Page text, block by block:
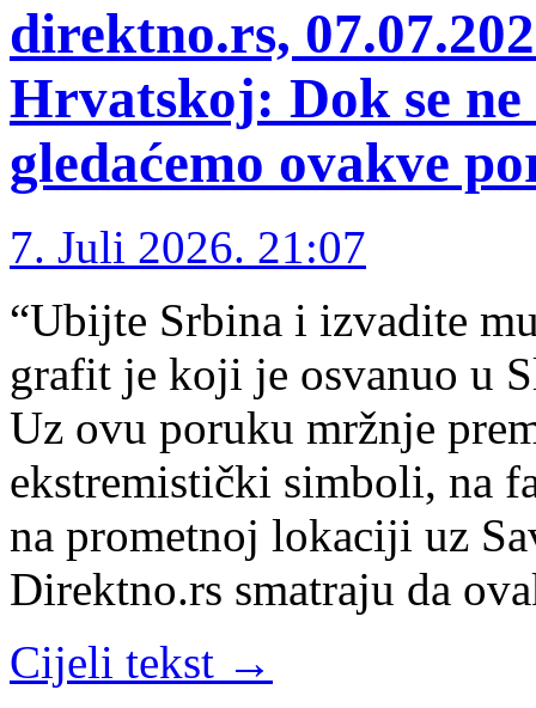
direktno.rs,
Hrvatskoj: Dok se
gledaćemo ovakve
7. Juli 2026. 21:07
“Ubijte Srbina i izvadite
grafit je koji je osvanuo u
Uz ovu poruku mržnje
ekstremistički simboli, na
na prometnoj lokaciji uz
Direktno.rs smatraju da
Cijeli tekst →